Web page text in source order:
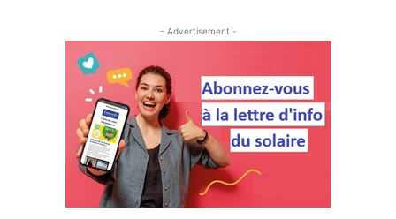
- Advertisement -